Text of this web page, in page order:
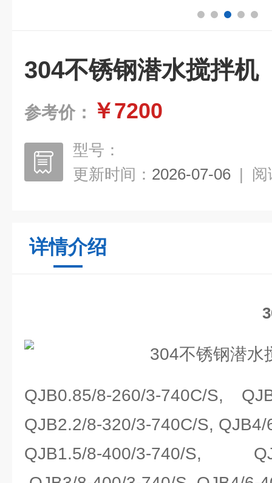
304不锈钢潜水搅拌机
参考价： ￥7200
型号：
更新时间： 2026-07-06 | 阅
详情介绍
QJB0.85/8-260/3-740C/S,
QJB2.2/8-320/3-740C/S,
QJB1.5/8-400/3-740/S,